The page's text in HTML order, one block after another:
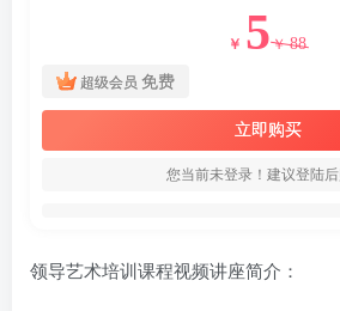
￥ 5￥ 88
超级会员 免费
立即购买
您当前未登录！建议登陆
领导艺术培训课程视频讲座简介：